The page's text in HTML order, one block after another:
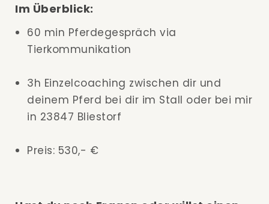
Im Überblick:
60 min Pferdegespräch via
Tierkommunikation
3h Einzelcoaching zwischen dir und
deinem Pferd bei dir im Stall oder bei mir
in 23847 Bliestorf
Preis: 530,- €